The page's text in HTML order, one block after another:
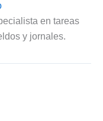
en tareas
y jornales.